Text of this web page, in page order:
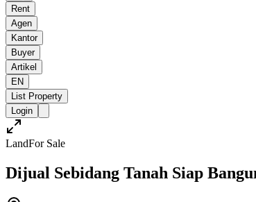
Rent
Agen
Kantor
Buyer
Artikel
EN
List Property
Login
LandFor Sale
Dijual Sebidang Tanah Siap